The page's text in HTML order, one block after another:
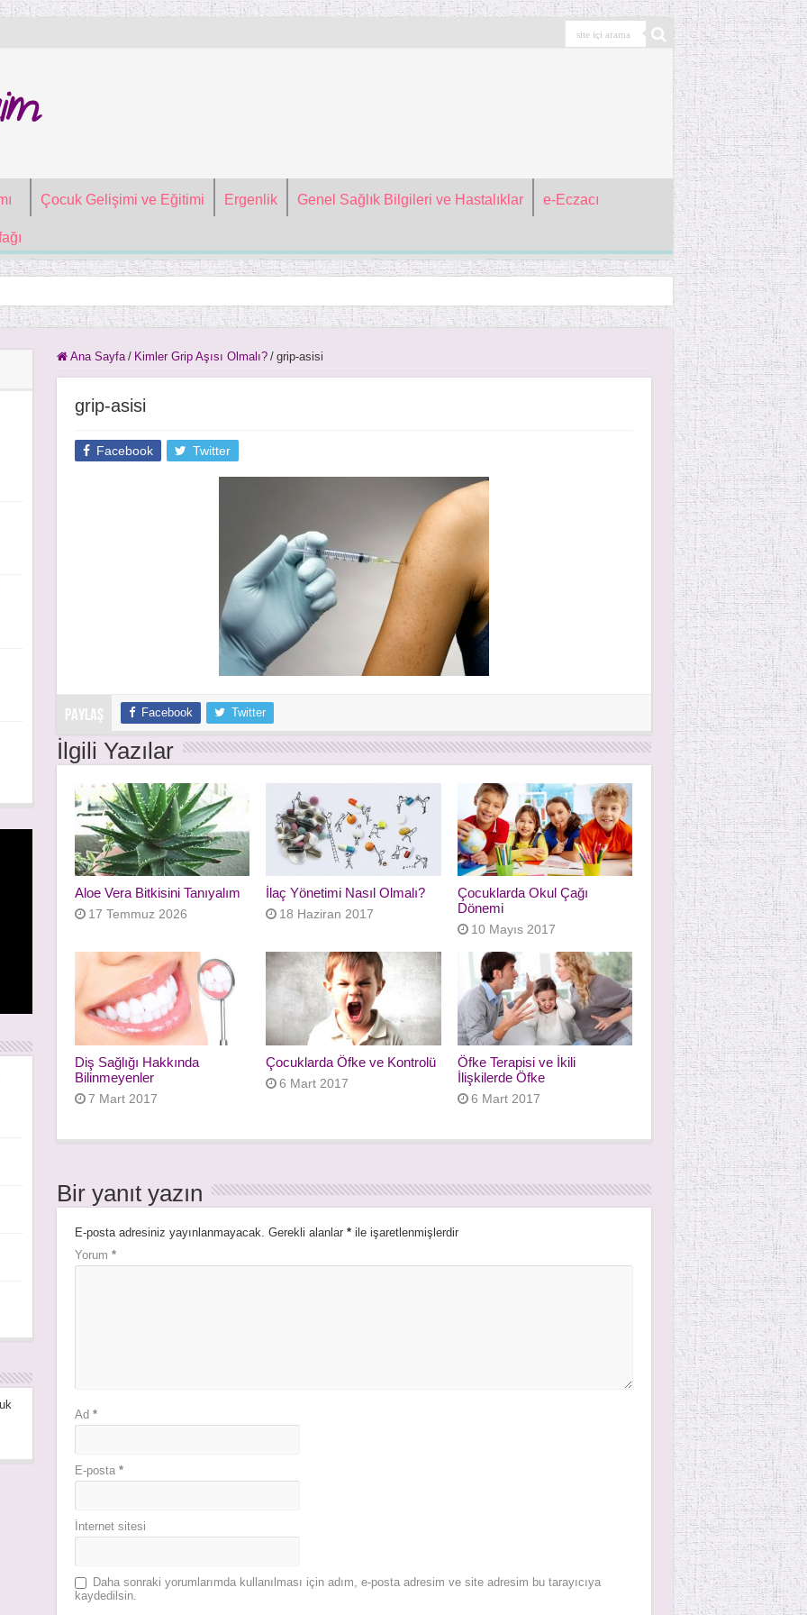
Çocuk Gelişimi ve Eğitimi Ergenlik Genel Sağlık Bilgileri ve Hastalıklar e-Eczacı
Ana Sayfa / Kimler Grip Aşısı Olmalı? / grip-asisi
grip-asisi
Facebook Twitter
PAYLAŞ Facebook Twitter
İlgili Yazılar
Aloe Vera Bitkisini Tanıyalım
17 Temmuz 2026
İlaç Yönetimi Nasıl Olmalı?
18 Haziran 2017
Çocuklarda Okul Çağı
Dönemi
10 Mayıs 2017
Diş Sağlığı Hakkında
Bilinmeyenler
7 Mart 2017
Çocuklarda Öfke ve Kontrolü
6 Mart 2017
Öfke Terapisi ve İkili
İlişkilerde Öfke
6 Mart 2017
Bir yanıt yazın
E-posta adresiniz yayınlanmayacak. Gerekli alanlar *ile işaretlenmişlerdir
Yorum *
Ad *
E-posta *
İnternet sitesi
Daha sonraki yorumlarımda kullanılması için adım, e-posta adresim ve site adresim bu tarayıcıya
kaydedilsin.